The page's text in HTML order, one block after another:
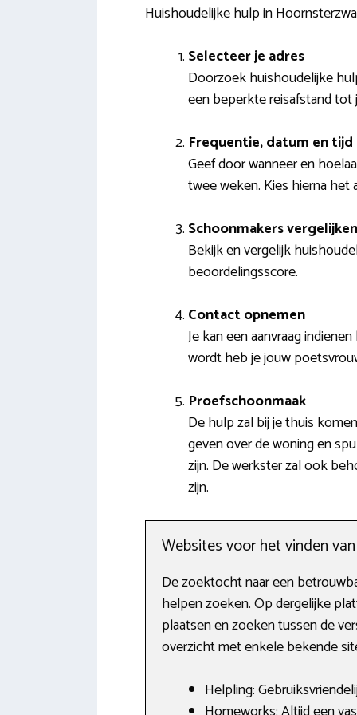
Huishoudelijke hulp in
Selecteer je adres
Doorzoek huishoudelijke
een beperkte reisafstand tot
Frequentie, datum en tijd
Geef door wanneer en
twee weken. Kies hierna het
Schoonmakers vergelijken
Bekijk en vergelijk
beoordelingsscore.
Contact opnemen
Je kan een aanvraag
wordt heb je jouw
Proefschoonmaak
De hulp zal bij je thuis
geven over de woning en
zijn. De werkster zal ook
zijn.
Websites voor het vinden
De zoektocht naar een
helpen zoeken. Op dergelijke
plaatsen en zoeken tussen de
overzicht met enkele bekende
Helpling: